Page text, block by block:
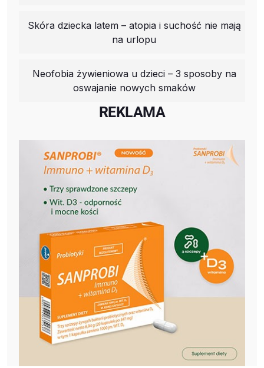
Skóra dziecka latem – atopia i suchość nie mają
na urlopu
Neofobia żywieniowa u dzieci – 3 sposoby na
oswajanie nowych smaków
REKLAMA